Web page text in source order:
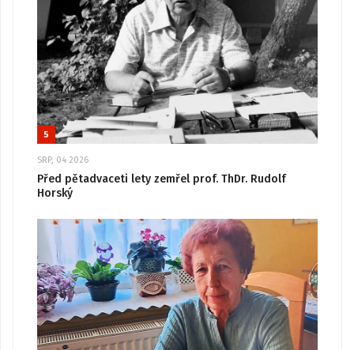
5
SRP, 04 2026
Před pětadvaceti lety zemřel prof. ThDr. Rudolf
Horský